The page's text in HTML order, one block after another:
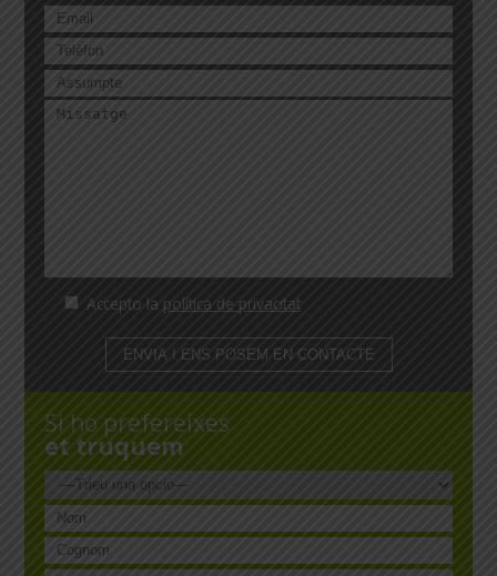
Accepto la política de privacitat
Si ho prefereixes
et truquem